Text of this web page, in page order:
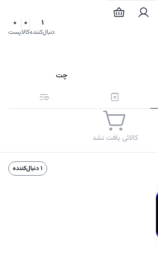
1
دنبال‌کننده
0
کالا
0
پست
چت
پست‌ها علاقه‌مندی‌ها
کالائی یافت نشد
1 دنبال‌کننده